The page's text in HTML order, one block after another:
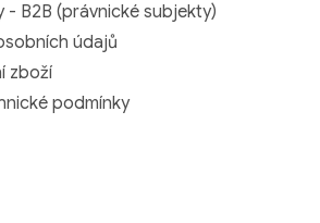
B2B (právnické subjekty)
údajů
zboží
podmínky